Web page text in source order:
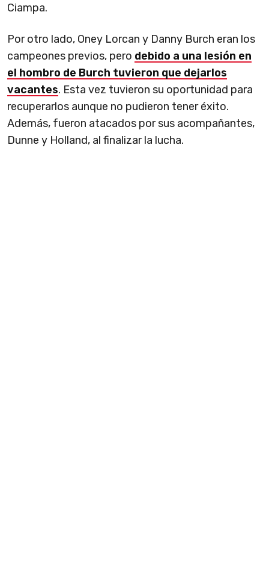
Ciampa.
Por otro lado, Oney Lorcan y Danny Burch eran los
campeones previos, pero debido a una lesión en
el hombro de Burch tuvieron que dejarlos
vacantes. Esta vez tuvieron su oportunidad para
recuperarlos aunque no pudieron tener éxito.
Además, fueron atacados por sus acompañantes,
Dunne y Holland, al finalizar la lucha.